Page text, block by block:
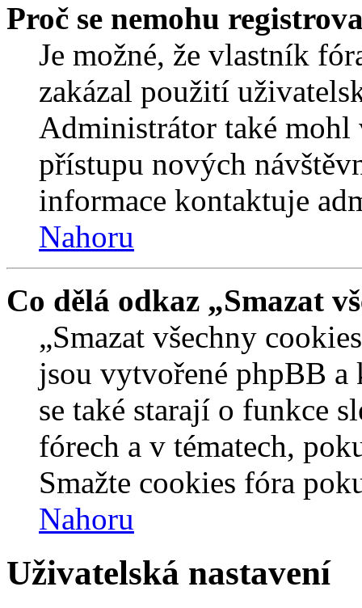
Proč se nemohu
Je možné, že vlastník
zakázal použití
Administrátor také mohl
přístupu nových
informace kontaktuje
Nahoru
Co dělá odkaz „Smazat
„Smazat všechny
jsou vytvořené phpBB a
se také starají o funkce
fórech a v tématech,
Smažte cookies fóra
Nahoru
Uživatelská nastavení